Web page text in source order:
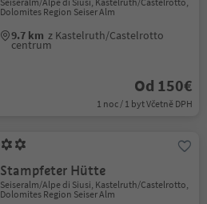
Dolomites Region Seiser Alm
9.7 km z Kastelruth/Castelrotto
centrum
Od 150€
1 noc / 1 byt Včetně DPH
Stampfeter Hütte
Seiseralm/Alpe di Siusi, Kastelruth/Castelrotto,
Dolomites Region Seiser Alm